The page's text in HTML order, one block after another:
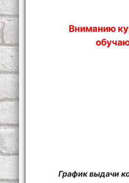
Вниманию
График выдачи